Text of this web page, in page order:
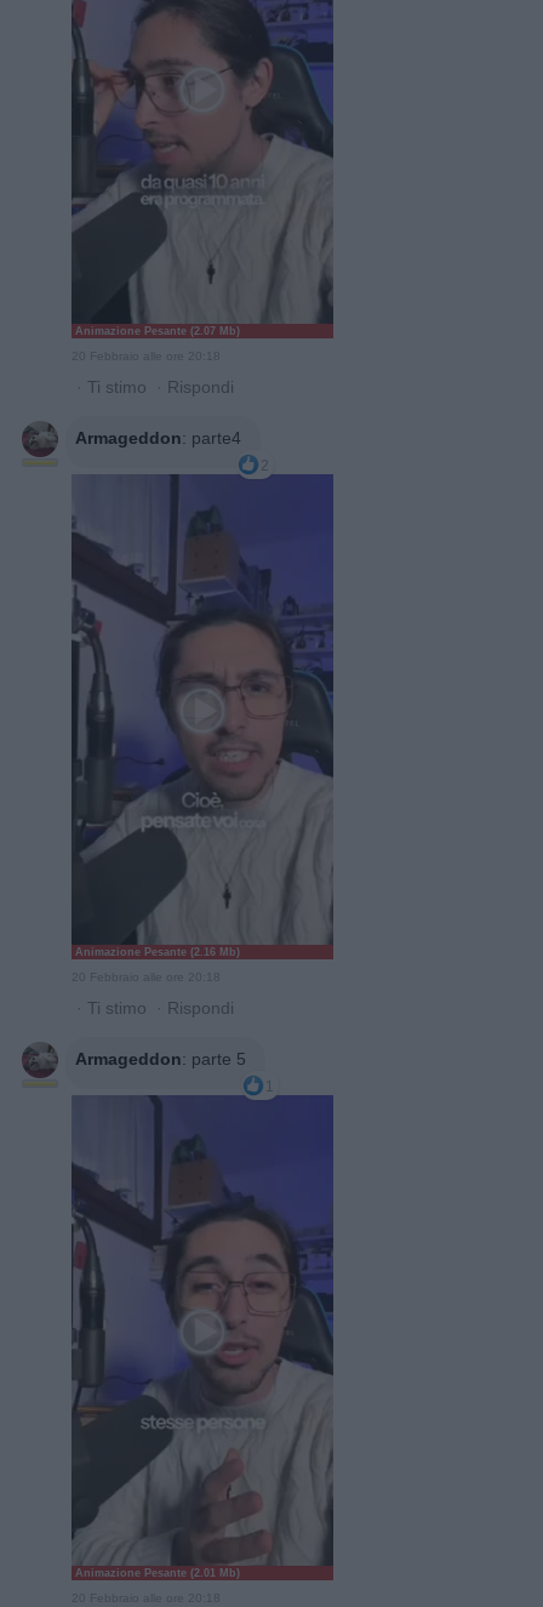
Animazione Pesante (2.07 Mb)
20 Febbraio alle ore 20:18
· Ti stimo · Rispondi
Armageddon: parte4
2
Animazione Pesante (2.16 Mb)
20 Febbraio alle ore 20:18
· Ti stimo · Rispondi
Armageddon: parte 5
1
Animazione Pesante (2.01 Mb)
20 Febbraio alle ore 20:18